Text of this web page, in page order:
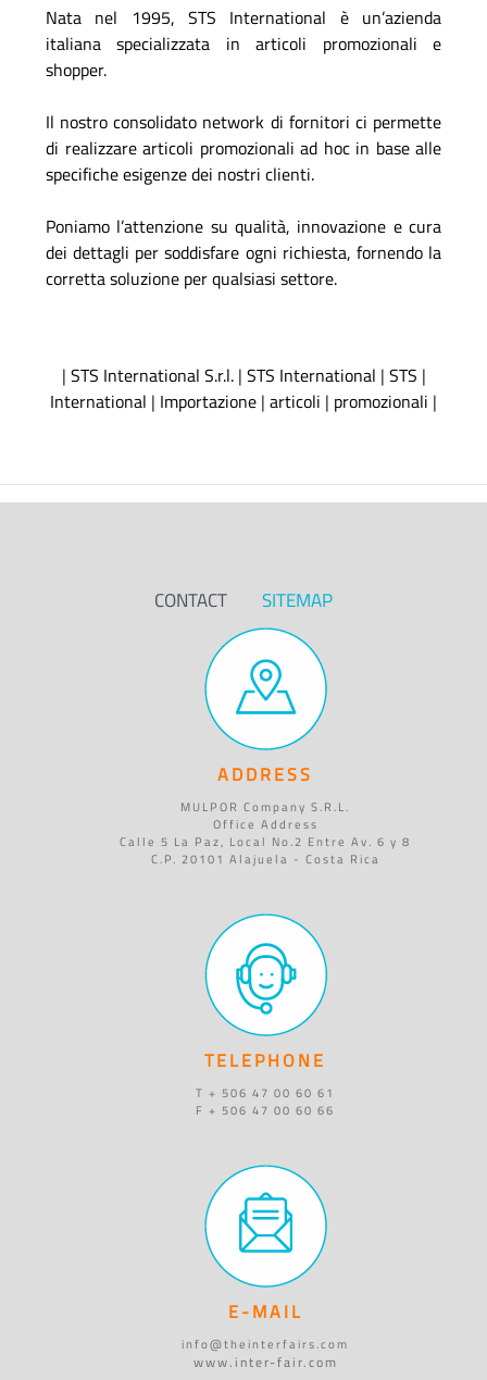
Nata nel 1995, STS International è un’azienda
italiana specializzata in articoli promozionali e
shopper.
Il nostro consolidato network di fornitori ci permette
di realizzare articoli promozionali ad hoc in base alle
specifiche esigenze dei nostri clienti.
Poniamo l’attenzione su qualità, innovazione e cura
dei dettagli per soddisfare ogni richiesta, fornendo la
corretta soluzione per qualsiasi settore.
| STS International S.r.l.| STS International | STS |
International | Importazione | articoli | promozionali |
CONTACT SITEMAP
ADDRESS
MULPOR Company S.R.L.
Office Address
Calle 5 La Paz, Local No.2 Entre Av. 6 y 8
C.P. 20101 Alajuela - Costa Rica
TELEPHONE
T + 506 47 00 60 61
F + 506 47 00 60 66
E-MAIL
info@theinterfairs.com
www.inter-fair.com